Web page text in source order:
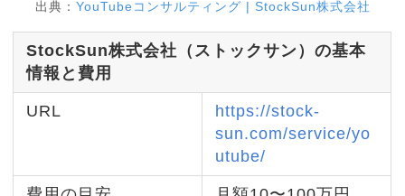
出典： YouTubeコンサルティング | StockSun株式会社
StockSun株式会社（ストックサン）の基本
情報と費用
URL
https://stock-
sun.com/service/yo
utube/